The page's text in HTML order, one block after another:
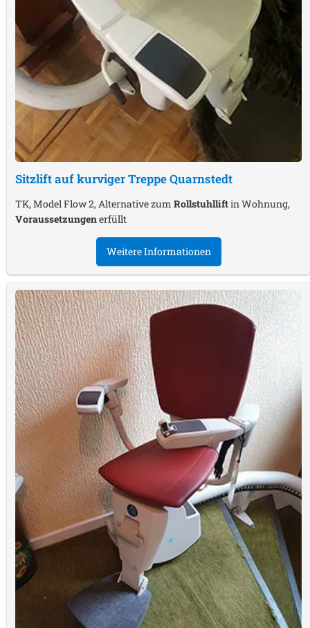
Sitzlift auf kurviger TreppeQuarnstedt
TK, Model Flow 2, Alternative zum Rollstuhlliftin Wohnung,
Voraussetzungenerfüllt
Weitere Informationen